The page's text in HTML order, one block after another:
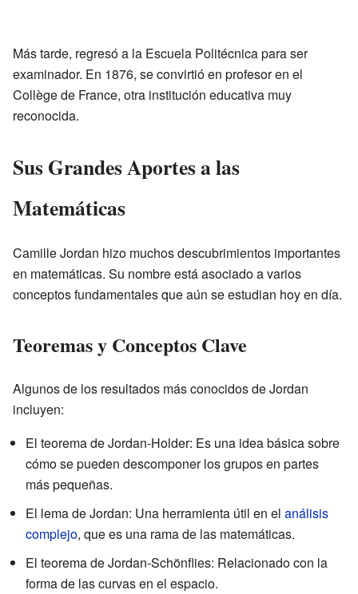
Más tarde, regresó a la Escuela Politécnica para ser
examinador. En 1876, se convirtió en profesor en el
Collège de France, otra institución educativa muy
reconocida.
Sus Grandes Aportes a las
Matemáticas
Camille Jordan hizo muchos descubrimientos importantes
en matemáticas. Su nombre está asociado a varios
conceptos fundamentales que aún se estudian hoy en día.
Teoremas y Conceptos Clave
Algunos de los resultados más conocidos de Jordan
incluyen:
El teorema de Jordan-Holder: Es una idea básica sobre
cómo se pueden descomponer los grupos en partes
más pequeñas.
El lema de Jordan: Una herramienta útil en el análisis
complejo, que es una rama de las matemáticas.
El teorema de Jordan-Schönflies: Relacionado con la
forma de las curvas en el espacio.